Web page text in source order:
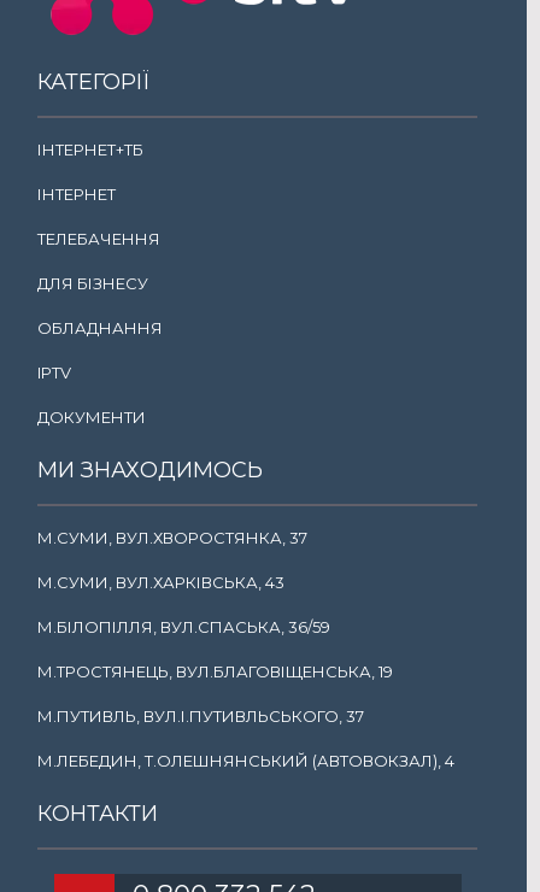
КАТЕГОРІЇ
ІНТЕРНЕТ+ТБ
ІНТЕРНЕТ
ТЕЛЕБАЧЕННЯ
ДЛЯ БІЗНЕСУ
ОБЛАДНАННЯ
IPTV
ДОКУМЕНТИ
МИ ЗНАХОДИМОСЬ
М.СУМИ, ВУЛ.ХВОРОСТЯНКА, 37
М.СУМИ, ВУЛ.ХАРКІВСЬКА, 43
М.БІЛОПІЛЛЯ, ВУЛ.СПАСЬКА, 36/59
М.ТРОСТЯНЕЦЬ, ВУЛ.БЛАГОВІЩЕНСЬКА, 19
М.ПУТИВЛЬ, ВУЛ.І.ПУТИВЛЬСЬКОГО, 37
М.ЛЕБЕДИН, Т.ОЛЕШНЯНСЬКИЙ (АВТОВОКЗАЛ), 4
КОНТАКТИ